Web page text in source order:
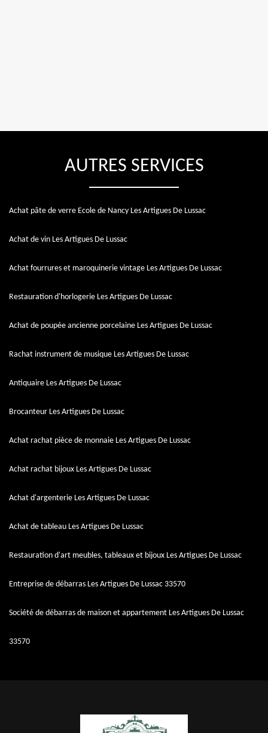
AUTRES SERVICES
Achat pâte de verre Ecole de Nancy Les Artigues De Lussac
Achat de vin Les Artigues De Lussac
Achat fourrures et maroquinerie vintage Les Artigues De Lussac
Restauration d'horlogerie Les Artigues De Lussac
Achat de poupée ancienne porcelaine Les Artigues De Lussac
Rachat instrument de musique Les Artigues De Lussac
Antiquaire Les Artigues De Lussac
Brocanteur Les Artigues De Lussac
Achat rachat pièce de monnaie Les Artigues De Lussac
Achat rachat bijoux Les Artigues De Lussac
Achat d'argenterie Les Artigues De Lussac
Achat de tableau Les Artigues De Lussac
Restauration d'art meubles, tableaux et bijoux Les Artigues De Lussac
Entreprise de débarras Les Artigues De Lussac 33570
Société de débarras de maison et appartement Les Artigues De Lussac
33570